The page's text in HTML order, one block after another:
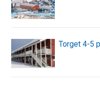
Torget 4-5